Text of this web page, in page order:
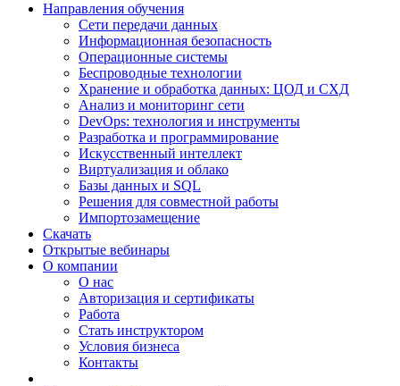
Направления обучения
Сети передачи данных
Информационная безопасность
Операционные системы
Беспроводные технологии
Хранение и обработка данных: ЦОД и СХД
Анализ и мониторинг сети
DevOps: технология и инструменты
Разработка и программирование
Искусственный интеллект
Виртуализация и облако
Базы данных и SQL
Решения для совместной работы
Импортозамещение
Скачать
Открытые вебинары
О компании
О нас
Авторизация и сертификаты
Работа
Стать инструктором
Условия бизнеса
Контакты